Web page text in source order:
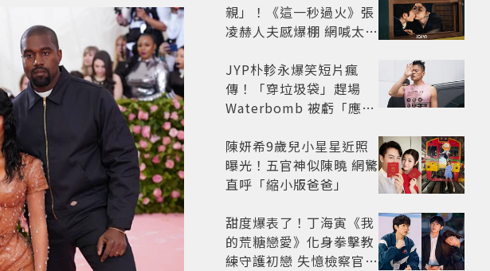
親」！《這一秒過火》張
凌赫人夫感爆棚 網喊太有
JYP朴軫永爆笑短片瘋
傳！「穿垃圾袋」趕場
Waterbomb 被虧「應該
陳妍希9歲兒小星星近照
曝光！五官神似陳曉 網驚
直呼「縮小版爸爸」
甜度爆表了！丁海寅《我
的荒糖戀愛》化身拳擊教
練守護初戀 失憶檢察官×